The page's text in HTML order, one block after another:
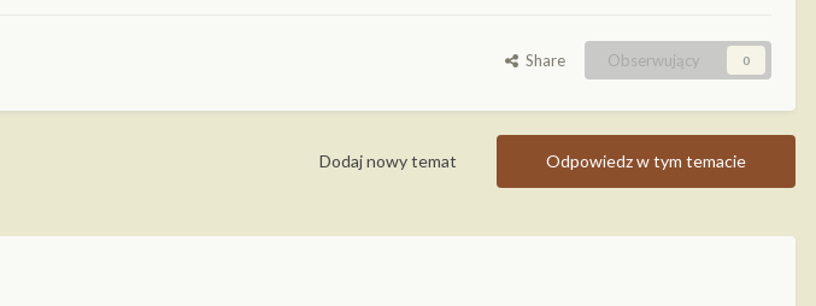
Share Obserwujący 0
Odpowiedz w tym temacie
Dodaj nowy temat